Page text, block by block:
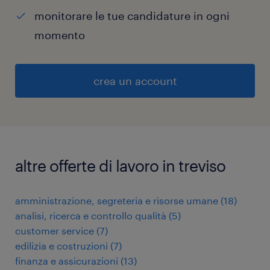
monitorare le tue candidature in ogni
momento
crea un account
altre offerte di lavoro in treviso
amministrazione, segreteria e risorse umane (18)
analisi, ricerca e controllo qualità (5)
customer service (7)
edilizia e costruzioni (7)
finanza e assicurazioni (13)